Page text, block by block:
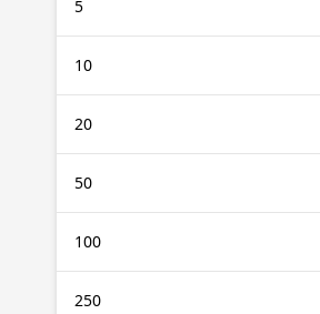
5
10
20
50
100
250